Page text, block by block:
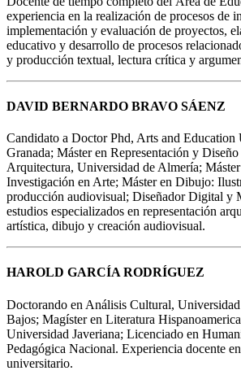
experiencia en la realización de procesos de
implementación y evaluación de proyectos,
educativo y desarrollo de procesos
y producción textual, lectura crítica y
DAVID BERNARDO BRAVO SÁENZ
Candidato a Doctor Phd, Arts and Education
Granada; Máster en Representación y
Arquitectura, Universidad de Almería;
Investigación en Arte; Máster en Dibujo:
producción audiovisual; Diseñador Digital y
estudios especializados en representación
artística, dibujo y creación audiovisual.
HAROLD GARCÍA RODRÍGUEZ
Doctorando en Análisis Cultural,
Bajos; Magíster en Literatura
Universidad Javeriana; Licenciado en
Pedagógica Nacional. Experiencia docente
universitario.